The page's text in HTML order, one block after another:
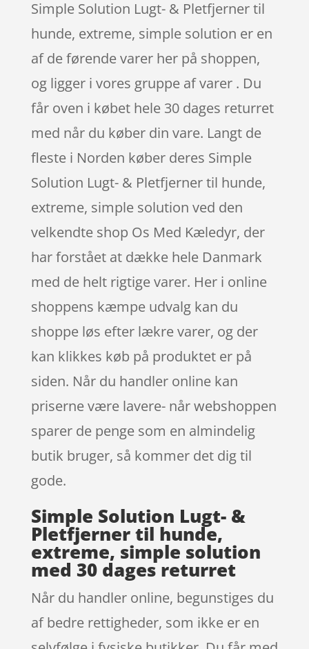
Simple Solution Lugt- & Pletfjerner til
hunde, extreme, simple solution er en
af de førende varer her på shoppen,
og ligger i vores gruppe af varer . Du
får oven i købet hele 30 dages returret
med når du køber din vare. Langt de
fleste i Norden køber deres Simple
Solution Lugt- & Pletfjerner til hunde,
extreme, simple solution ved den
velkendte shop Os Med Kæledyr, der
har forstået at dække hele Danmark
med de helt rigtige varer. Her i online
shoppens kæmpe udvalg kan du
shoppe løs efter lækre varer, og der
kan klikkes køb på produktet er på
siden. Når du handler online kan
priserne være lavere- når webshoppen
sparer de penge som en almindelig
butik bruger, så kommer det dig til
gode.
Simple Solution Lugt- &
Pletfjerner til hunde,
extreme, simple solution
med 30 dages returret
Når du handler online, begunstiges du
af bedre rettigheder, som ikke er en